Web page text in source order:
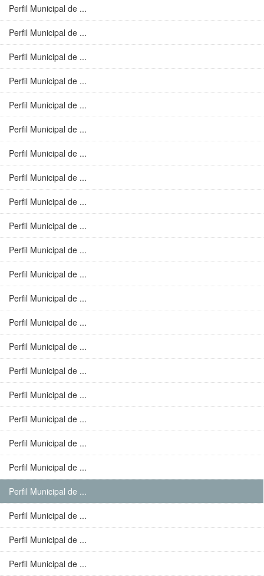
Perfil Municipal de ...
Perfil Municipal de ...
Perfil Municipal de ...
Perfil Municipal de ...
Perfil Municipal de ...
Perfil Municipal de ...
Perfil Municipal de ...
Perfil Municipal de ...
Perfil Municipal de ...
Perfil Municipal de ...
Perfil Municipal de ...
Perfil Municipal de ...
Perfil Municipal de ...
Perfil Municipal de ...
Perfil Municipal de ...
Perfil Municipal de ...
Perfil Municipal de ...
Perfil Municipal de ...
Perfil Municipal de ...
Perfil Municipal de ...
Perfil Municipal de ...
Perfil Municipal de ...
Perfil Municipal de ...
Perfil Municipal de ...